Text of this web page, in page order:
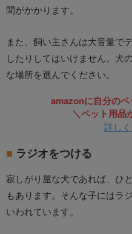
間がかかります。
また、飼い主さんは大音量で
したりしてはいけません。犬
な場所を選んでください。
amazonに自分の
＼ペット用品
詳し
ラジオをつける
寂しがり屋な犬であれば、ひ
もあります。そんな子にはラ
いわれています。